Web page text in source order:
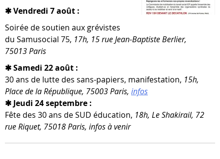
✱ Vendredi 7 août :
Soirée de sou­tien aux gré­vistes
du Samusocial 75, 17h, 15 rue Jean-​Baptiste Berlier,
75013 Paris
✱ Samedi 22 août :
30 ans de lutte des sans-​papiers, mani­fes­ta­tion, 15h,
Place de la République, 75003 Paris, infos
✱ Jeudi 24 septembre :
Fête des 30 ans de SUD édu­ca­tion, 18h, Le Shakirail, 72
rue Riquet, 75018 Paris, infos à venir